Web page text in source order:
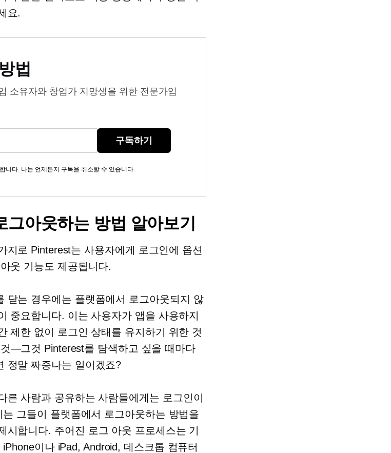
요.
법
소유자와 창업가 지망생을 위한 전문가입
구독하기
니다. 나는 언제든지 구독을 취소할 수 있습니다.
그아웃하는 방법 알아보기
지로 Pinterest는 사용자에게 로그인에 옵션
웃 기능도 제공됩니다.
닫는 경우에는 플랫폼에서 로그아웃되지 않
중요합니다. 이는 사용자가 앱을 사용하지
제한 없이 로그인 상태를 유지하기 위한 것
것—그것 Pinterest를 탐색하고 싶을 때마다
정말 짜증나는 일이겠죠?
른 사람과 공유하는 사람들에게는 로그인이
그들이 플랫폼에서 로그아웃하는 방법을
시합니다. 주어진 로그 아웃 프로세스는 기
이나 iPad, Android, 데스크톱 컴퓨터